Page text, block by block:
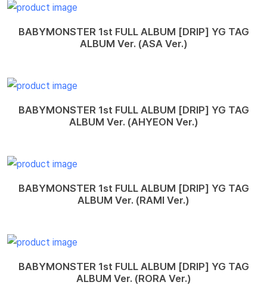
BABYMONSTER 1st FULL ALBUM [DRIP] YG TAG
ALBUM Ver. (ASA Ver.)
BABYMONSTER 1st FULL ALBUM [DRIP] YG TAG
ALBUM Ver. (AHYEON Ver.)
BABYMONSTER 1st FULL ALBUM [DRIP] YG TAG
ALBUM Ver. (RAMI Ver.)
BABYMONSTER 1st FULL ALBUM [DRIP] YG TAG
ALBUM Ver. (RORA Ver.)